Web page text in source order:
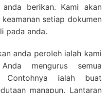
berikan. Kami akan
setiap dokumen
pada anda.
anda peroleh ialah kami
mengurus semua
Contohnya ialah buat
manapun. Lantaran